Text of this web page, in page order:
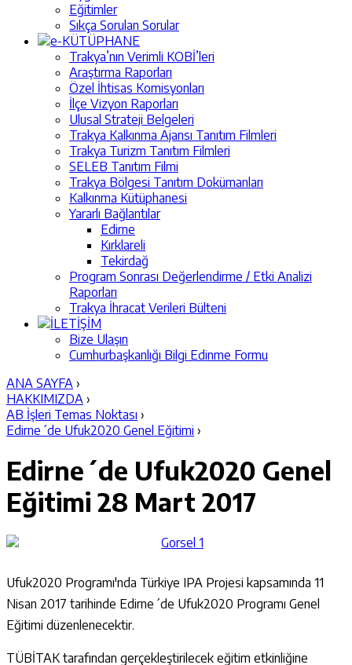
Eğitimler
Sıkça Sorulan Sorular
e-KÜTÜPHANE
Trakya’nın Verimli KOBİ’leri
Araştırma Raporları
Özel İhtisas Komisyonları
İlçe Vizyon Raporları
Ulusal Strateji Belgeleri
Trakya Kalkınma Ajansı Tanıtım Filmleri
Trakya Turizm Tanıtım Filmleri
SELEB Tanıtım Filmi
Trakya Bölgesi Tanıtım Dokümanları
Kalkınma Kütüphanesi
Yararlı Bağlantılar
Edirne
Kırklareli
Tekirdağ
Program Sonrası Değerlendirme / Etki Analizi
Raporları
Trakya İhracat Verileri Bülteni
İLETİŞİM
Bize Ulaşın
Cumhurbaşkanlığı Bilgi Edinme Formu
ANA SAYFA ›
HAKKIMIZDA ›
AB İşleri Temas Noktası ›
Edirne´de Ufuk2020 Genel Eğitimi ›
Edirne´de Ufuk2020 Genel
Eğitimi 28 Mart 2017
Ufuk2020 Programı'nda Türkiye IPA Projesi kapsamında 11
Nisan 2017 tarihinde Edirne´de Ufuk2020 Programı Genel
Eğitimi düzenlenecektir.
TÜBİTAK tarafından gerçekleştirilecek eğitim etkinliğine